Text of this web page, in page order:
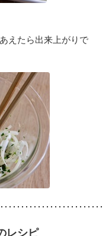
えたら出来上がりで
レシピ